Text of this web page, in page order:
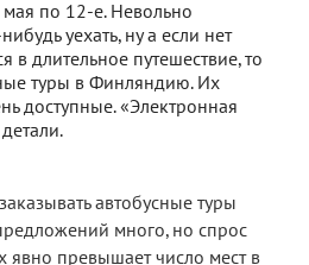
по 12-е. Невольно
уехать, ну а если нет
в длительное путешествие, то
туры в Финляндию. Их
доступные. «Электронная
автобусные туры
много, но спрос
превышает число мест в